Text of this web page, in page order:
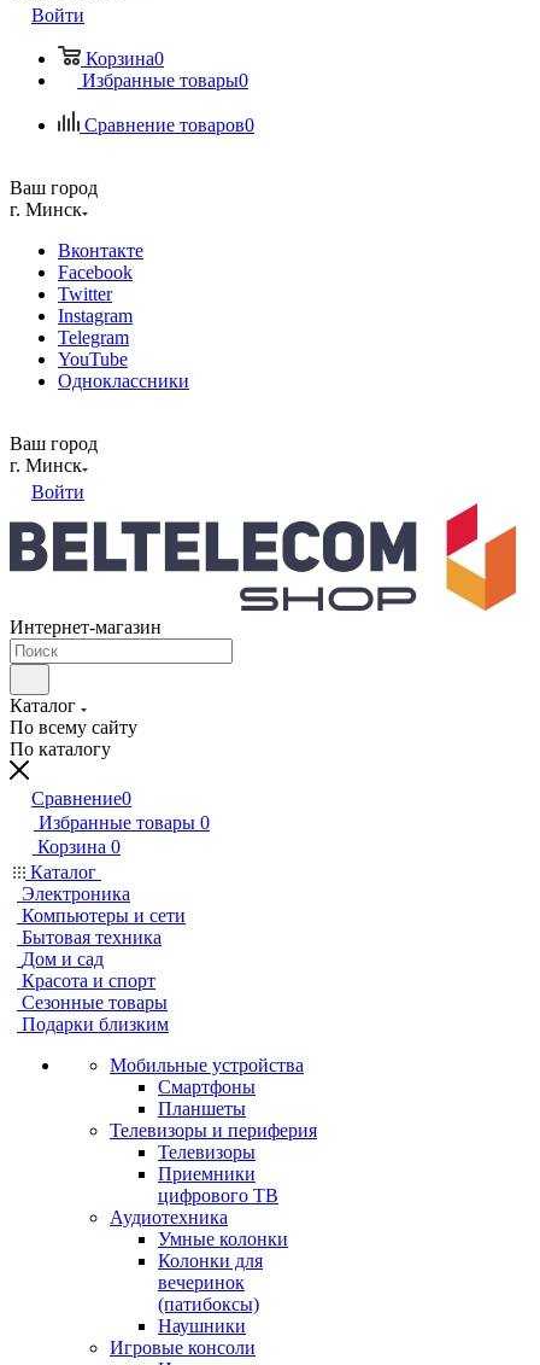
Войти
Корзина0
Избранные товары0
Сравнение товаров0
Ваш город
г. Минск
Вконтакте
Facebook
Twitter
Instagram
Telegram
YouTube
Одноклассники
Ваш город
г. Минск
Войти
Интернет-магазин
Каталог
По всему сайту
По каталогу
Сравнение0
Избранные товары 0
Корзина 0
Каталог
Электроника
Компьютеры и сети
Бытовая техника
Дом и сад
Красота и спорт
Сезонные товары
Подарки близким
Мобильные устройства
Смартфоны
Планшеты
Телевизоры и периферия
Телевизоры
Приемники
цифрового ТВ
Аудиотехника
Умные колонки
Колонки для
вечеринок
(патибоксы)
Наушники
Игровые консоли